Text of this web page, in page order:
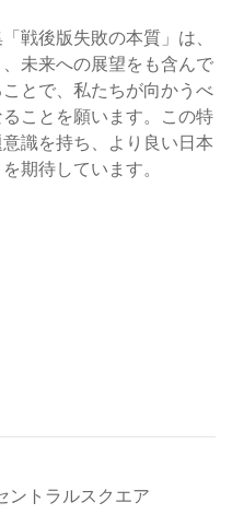
戦後版失敗の本質」は、
未来への展望をも含んで
とで、私たちが向かうべ
ことを願います。この特
識を持ち、より良い日本
期待しています。
ントラルスクエア